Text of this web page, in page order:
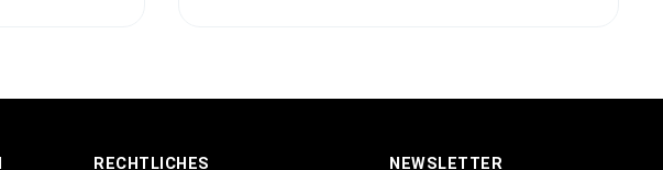
RECHTLICHES NEWSLETTER